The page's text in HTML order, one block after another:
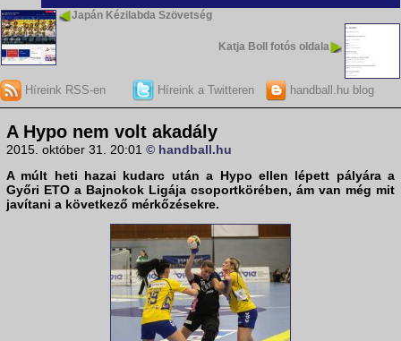
Japán Kézilabda Szövetség
Katja Boll fotós oldala
Híreink RSS-en Híreink a Twitteren handball.hu blog
A Hypo nem volt akadály
2015. október 31. 20:01 © handball.hu
A múlt heti hazai kudarc után a Hypo ellen lépett pályára a
Győri ETO a Bajnokok Ligája csoportkörében, ám van még mit
javítani a következő mérkőzésekre.